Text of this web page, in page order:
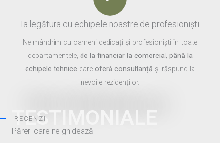
Ia legătura cu echipele noastre de profesioniști
Ne mândrim cu oameni dedicați și profesioniști în toate
departamentele, de la financiar la comercial, până la
echipele tehnice care oferă consultanță și răspund la
nevoile rezidenților.
TESTIMONIALE
RECENZII
Păreri care ne ghidează